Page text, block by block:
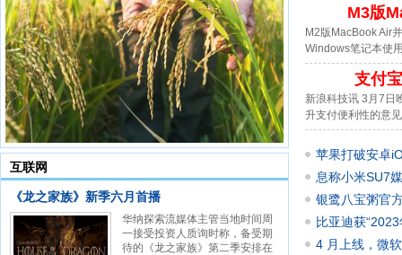
互联网
《龙之家族》新季六月首播
华纳探索流媒体主管当地时间周
一接受投资人质询时称，备受期
待的《龙之家族》第二季安排在
M3版
M2版MacBook Air
Windows笔记本使
支付
新浪科技讯 3月7日
升支付便利性的意
苹果打破安卓
息称小米SU7
银鹭八宝粥官
严丝合
比亚迪获
4 月上线，微